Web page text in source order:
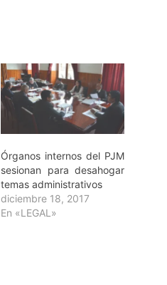
Órganos internos del PJM
sesionan para desahogar
temas administrativos
diciembre 18, 2017
En «LEGAL»